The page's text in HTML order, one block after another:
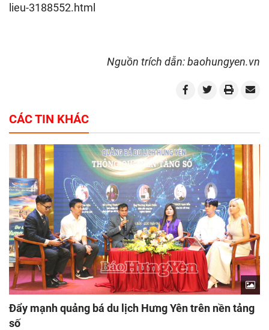
lieu-3188552.html
Nguồn trích dẫn: baohungyen.vn
CÁC TIN KHÁC
Đẩy mạnh quảng bá du lịch Hưng Yên trên nền tảng
số